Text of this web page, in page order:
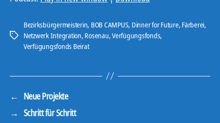
-
a
e
r
Schlagwörter
Bezirksbürgermeisterin, BOB CAMPUS, Dinner for Future, Färberei,
Netzwerk Integration, Rosenau,Verfügungsfonds,
Verfügungsfonds Beirat
← Neue Projekte
→ Schritt für Schritt